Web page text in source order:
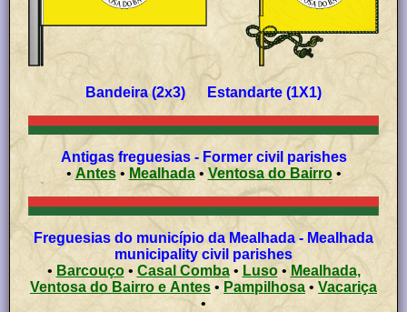
Bandeira (2x3) Estandarte (1X1)
Antigas freguesias - Former civil parishes
• Antes• Mealhada•Ventosa do Bairro•
Freguesias do município da Mealhada - Mealhada
municipality civil parishes
• Barcouço• Casal Comba• Luso• Mealhada,
Ventosa do Bairro e Antes •Pampilhosa • Vacariça
•